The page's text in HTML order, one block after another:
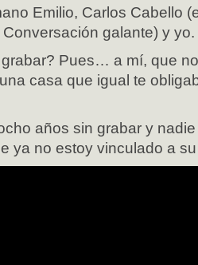
Emilio, Carlos Cabello
galante) y yo.
Pues… a mí, que
casa que igual te
años sin grabar y
ya no estoy vinculado a